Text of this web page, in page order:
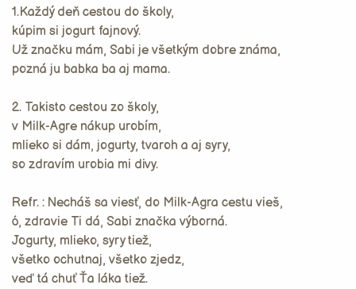
1.Každý deň cestou do školy,
kúpim si jogurt fajnový.
Už značku mám, Sabi je všetkým dobre známa,
pozná ju babka ba aj mama.
2. Takisto cestou zo školy,
v Milk-Agre nákup urobím,
mlieko si dám, jogurty, tvaroh a aj syry,
so zdravím urobia mi divy.
Refr. : Necháš sa viesť, do Milk-Agra cestu vieš,
ó, zdravie Ti dá, Sabi značka výborná.
Jogurty, mlieko, syry tiež,
všetko ochutnaj, všetko zjedz,
veď tá chuť Ťa láka tiež.